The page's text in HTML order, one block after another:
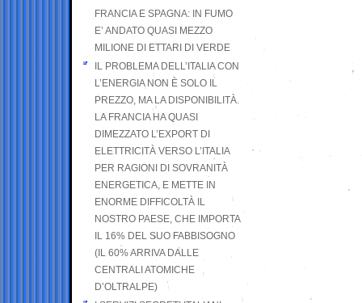
FRANCIA E SPAGNA: IN FUMO
E’ ANDATO QUASI MEZZO
MILIONE DI ETTARI DI VERDE
IL PROBLEMA DELL’ITALIA CON
L’ENERGIA NON È SOLO IL
PREZZO, MA LA DISPONIBILITÀ.
LA FRANCIA HA QUASI
DIMEZZATO L’EXPORT DI
ELETTRICITÀ VERSO L’ITALIA
PER RAGIONI DI SOVRANITÀ
ENERGETICA, E METTE IN
ENORME DIFFICOLTÀ IL
NOSTRO PAESE, CHE IMPORTA
IL 16% DEL SUO FABBISOGNO
(IL 60% ARRIVA DALLE
CENTRALI ATOMICHE
D’OLTRALPE)